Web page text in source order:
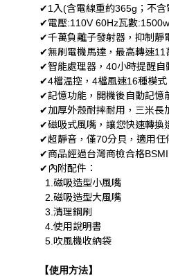
✔1入(含電線重約365g ；不
✔電壓:110V 60Hz瓦數:1500w
✔千萬負離子發射器， 抑制靜
✔無刷電機馬達，最高轉速11
✔智能處理器， 40小時提醒
✔4檔温控， 4檔風速16種模式
✔記憶功能，開機後自動記憶
✔加厚外殼耐摔耐用，三米長
✔磁吸式風嘴，讓您快速轉換
✔超靜音，僅70分貝，適用任
✔商品經過台灣商檢合格BSMI
✔ 內附配件：
1.磁吸造型小風嘴
2.磁吸造型大風嘴
3.清理鋼刷
4.使用說明書
5.吹風機收納袋
【使用方法】